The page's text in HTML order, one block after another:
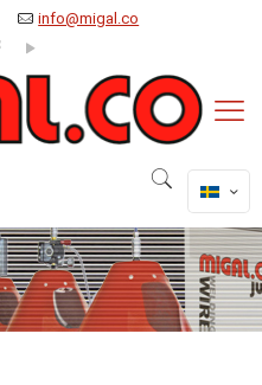
info@migal.co